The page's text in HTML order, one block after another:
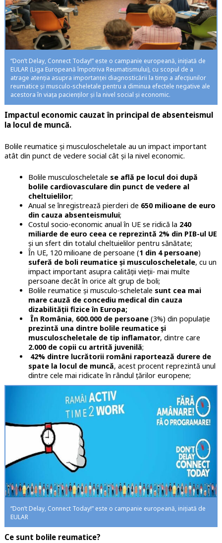
“Don’t Delay, Connect Today!” este o campanie europeană, inițiată de
EULAR (Liga Europeană împotriva Reumatismului), cu scopul de a
atrage atenția asupra importanței diagnosticării la timp a afecțiunilor
reumatice și musculo-scheletale pentru a diminua efectele negative ale
acestora în viața pacienților și la nivel social și economic.
Impactul economic cauzat în principal de absenteismul
la locul de muncă.
Bolile reumatice și musculoscheletale au un impact important
atât din punct de vedere social cât și la nivel economic.
Bolile musculoscheletale se află pe locul doi după
bolile cardiovasculare din punct de vedere al
cheltuielilor;
Anual se înregistrează pierderi de 650 milioane de euro
din cauza absenteismului;
Costul socio-economic anual în UE se ridică la 240
miliarde de euro ceea ce reprezintă 2% din PIB-ul UE
și un sfert din totalul cheltuielilor pentru sănătate;
În UE, 120 milioane de persoane (1 din 4 persoane)
suferă de boli reumatice și musculoscheletale, cu un
impact important asupra calității vieții- mai multe
persoane decât în orice alt grup de boli;
Bolile reumatice și musculo-scheletale sunt cea mai
mare cauză de concediu medical din cauza
dizabilității fizice în Europa;
În România, 600.000 de persoane(3%) din populație
prezintă una dintre bolile reumatice și
musculoscheletale de tip inflamator, dintre care
2.000 de copii cu artrită juvenilă;
42% dintre lucrătorii români raportează durere de
spate la locul de muncă, acest procent reprezintă unul
dintre cele mai ridicate în rândul ţărilor europene;
“Don’t Delay, Connect Today!” este o campanie europeană, inițiată de
EULAR
Ce sunt bolile reumatice?